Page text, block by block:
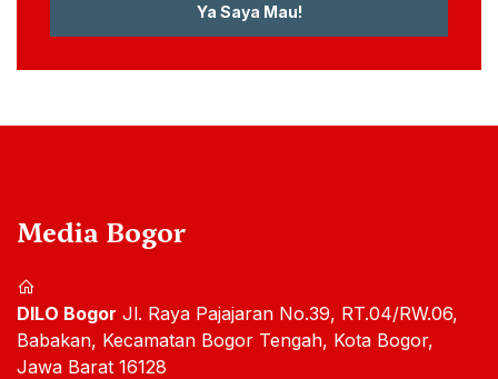
Ya Saya Mau!
Media Bogor
DILO Bogor Jl. Raya Pajajaran No.39, RT.04/RW.06,
Babakan, Kecamatan Bogor Tengah, Kota Bogor,
Jawa Barat 16128